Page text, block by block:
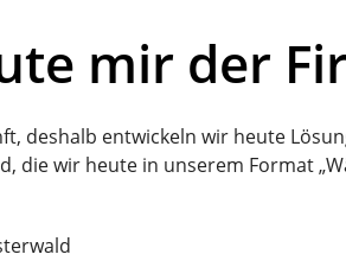
mir der
deshalb entwickeln wir heute
die wir heute in unserem Format